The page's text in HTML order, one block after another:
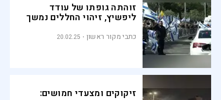
זוהתה גופתו של עודד
ליפשיץ, זיהוי החללים נמשך
כתבי מקור ראשון 20.02.25
זיקוקים ומצעדי חמושים: